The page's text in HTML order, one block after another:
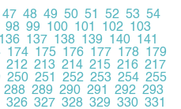
47 48 49 50 51 52 53 54
98 99 100 101 102 103
136 137 138 139 140 141
174 175 176 177 178 179
212 213 214 215 216 217
250 251 252 253 254 255
288 289 290 291 292 293
326 327 328 329 330 331